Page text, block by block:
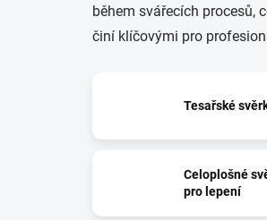
během svářecích procesů,
činí klíčovými pro
Tesařské
Celoplošné
pro lepení